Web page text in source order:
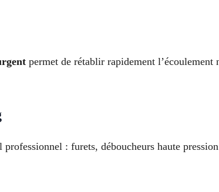
permet de rétablir rapidement l’écoulement
: furets, déboucheurs haute